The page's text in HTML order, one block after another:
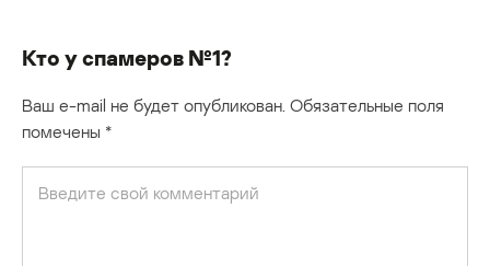
Кто у спамеров №1?
Ваш e-mail не будет опубликован. Обязательные поля
помечены *